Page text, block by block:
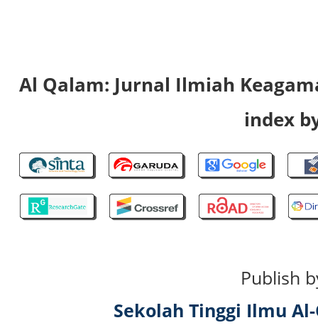
Al Qalam: Jurnal Ilmiah
index
Publish
Sekolah Tinggi Ilmu